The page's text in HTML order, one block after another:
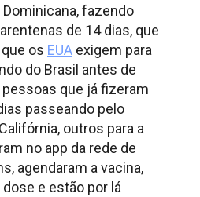
Dominicana, fazendo
de 14 dias, que
os EUA exigem para
do Brasil antes de
que já fizeram
passeando pelo
outros para a
no app da rede de
agendaram a vacina,
e estão por lá